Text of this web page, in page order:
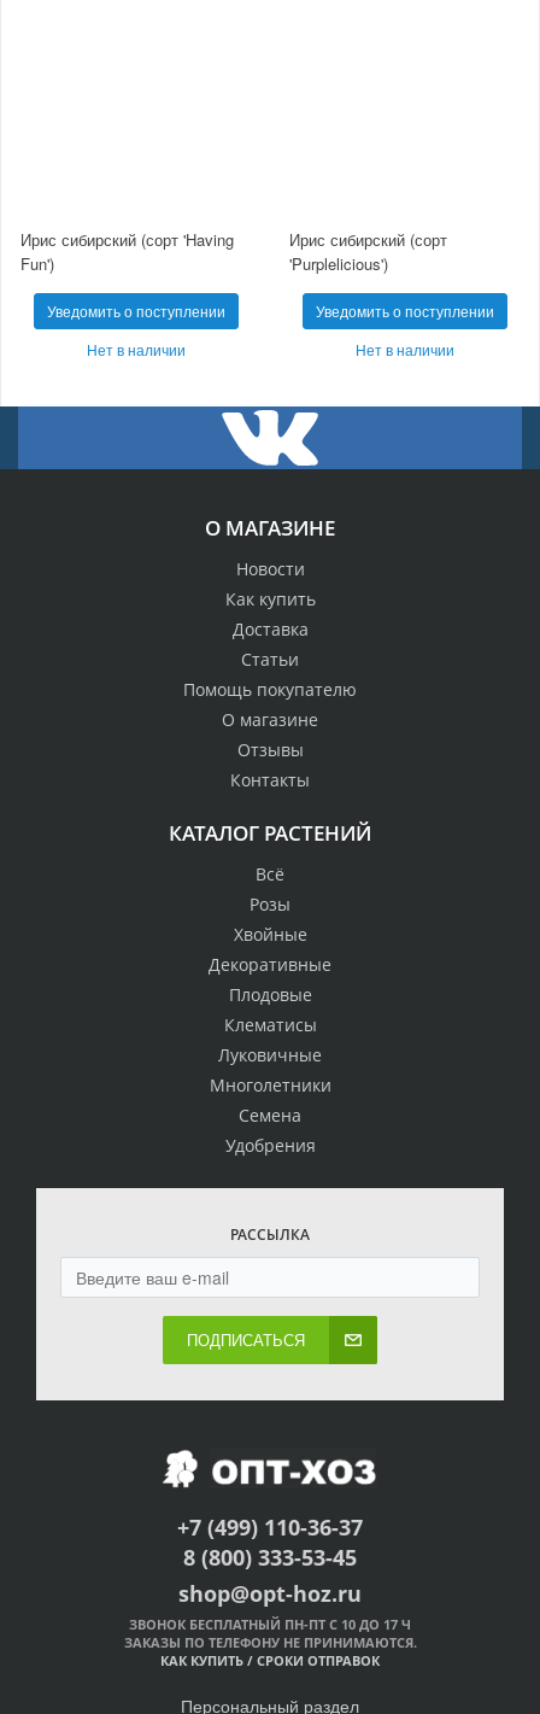
Ирис сибирский (сорт 'Having
Fun')
Уведомить о поступлении
Нет в наличии
Ирис сибирский (сорт
'Purplelicious')
Уведомить о поступлении
Нет в наличии
О МАГАЗИНЕ
Новости
Как купить
Доставка
Статьи
Помощь покупателю
О магазине
Отзывы
Контакты
КАТАЛОГ РАСТЕНИЙ
Всё
Розы
Хвойные
Декоративные
Плодовые
Клематисы
Луковичные
Многолетники
Семена
Удобрения
РАССЫЛКА
ПОДПИСАТЬСЯ
+7 (499) 110-36-37
8 (800) 333-53-45
shop@opt-hoz.ru
ЗВОНОК БЕСПЛАТНЫЙ ПН-ПТ С 10 ДО 17 Ч
ЗАКАЗЫ ПО ТЕЛЕФОНУ НЕ ПРИНИМАЮТСЯ.
КАК КУПИТЬ / СРОКИ ОТПРАВОК
Персональный раздел